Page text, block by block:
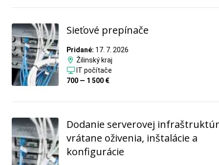
Sieťové prepínače
Pridané: 17. 7. 2026
Žilinský kraj
IT počítače
700 — 1 500 €
Dodanie serverovej
vrátane oživenia, inštalácie a
konfigurácie